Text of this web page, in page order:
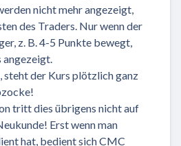
nicht mehr angezeigt,
des Traders. Nur wenn der
z. B. 4-5 Punkte bewegt,
steht der Kurs plötzlich ganz
tritt dies übrigens nicht auf
Erst wenn man
hat, bedient sich CMC